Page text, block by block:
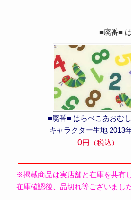
■廃番■
■廃番■ はらぺこあおむ
キャラクター生地 2013
0円（税込）
※掲載商品は実店舗と在庫を共有
在庫確認後、品切れ等ございまし